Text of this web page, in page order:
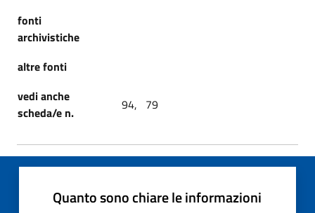
fonti
archivistiche
altre fonti
vedi anche
scheda/e n.
94, 79
Quanto sono chiare le informazioni